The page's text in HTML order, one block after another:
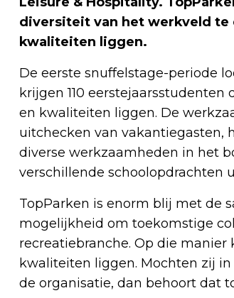
diversiteit van het werkveld
kwaliteiten liggen.
De eerste snuffelstage-periode
krijgen 110
en kwaliteiten liggen. De
uitchecken van vakantiegasten,
diverse werkzaamheden in het
verschillende schoolopdrachten
TopParken is enorm blij met de
mogelijkheid om toekomstige
recreatiebranche. Op die
kwaliteiten liggen. Mochten zij
de organisatie, dan behoort dat